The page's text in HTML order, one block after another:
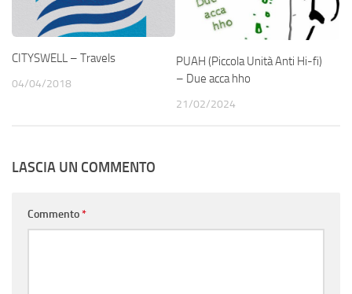
CITYSWELL – Travels
04/04/2018
PUAH (Piccola Unità Anti Hi-fi)
– Due acca hho
21/02/2024
LASCIA UN COMMENTO
Commento*